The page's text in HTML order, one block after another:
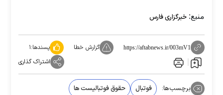
منبع: خبرگزاری فارس
https://aftabnews.ir/003mV1 گزارش خطا پسندها:۱
اشتراک گذاری
برچسب‌ها: فوتبال حقوق فوتبالیست ها